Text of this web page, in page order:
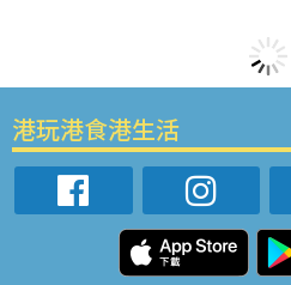
港玩港食港生活